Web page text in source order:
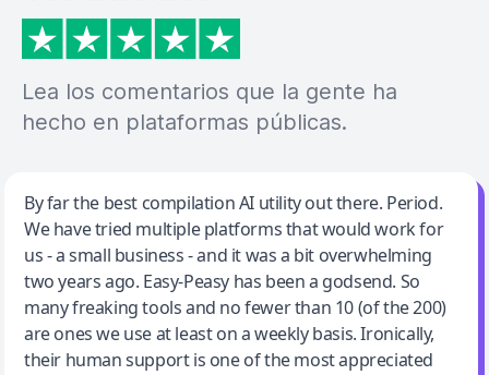
Lea los comentarios que la gente ha
hecho en plataformas públicas.
Jeff Wilson
By far the best compilation AI utility
By far the best compilation AI utility out there. Period.
We have tried multiple platforms that would work for
us - a small business - and it was a bit overwhelming
two years ago. Easy-Peasy has been a godsend. So
many freaking tools and no fewer than 10 (of the 200)
are ones we use at least on a weekly basis. Ironically,
their human support is one of the most appreciated